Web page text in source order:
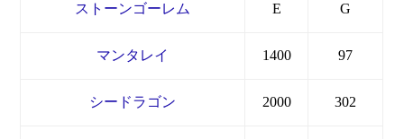
ストーンゴーレム E G
マンタレイ 1400 97
シードラゴン 2000 302